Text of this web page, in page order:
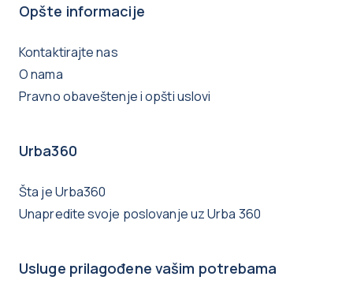
Opšte informacije
Kontaktirajte nas
O nama
Pravno obaveštenje i opšti uslovi
Urba360
Šta je Urba360
Unapredite svoje poslovanje uz Urba 360
Usluge prilagođene vašim potrebama